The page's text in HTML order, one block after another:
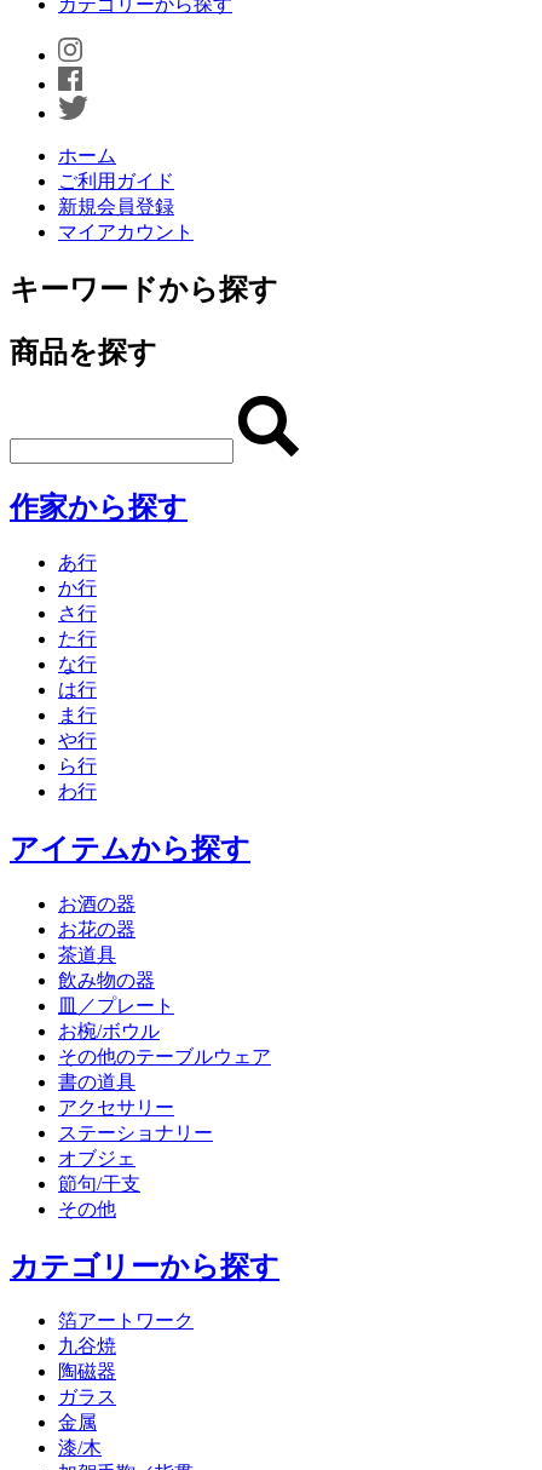
カテゴリーから探す
ホーム
ご利用ガイド
新規会員登録
マイアカウント
キーワードから探す
商品を探す
作家から探す
あ行
か行
さ行
た行
な行
は行
ま行
や行
ら行
わ行
アイテムから探す
お酒の器
お花の器
茶道具
飲み物の器
皿／プレート
お椀/ボウル
その他のテーブルウェア
書の道具
アクセサリー
ステーショナリー
オブジェ
節句/干支
その他
カテゴリーから探す
箔アートワーク
九谷焼
陶磁器
ガラス
金属
漆/木